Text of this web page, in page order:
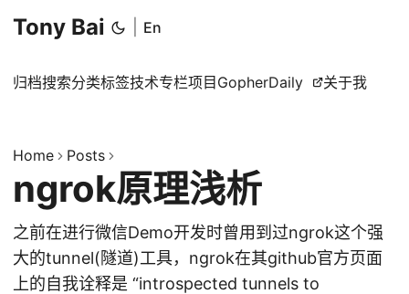
Tony Bai En
归档搜索分类标签技术专栏项目 GopherDaily 关于我
Home Posts
ngrok原理浅析
之前在进行微信Demo开发时曾用到过ngrok这个强
大的tunnel(隧道)工具，ngrok在其github官方页面
上的自我诠释是 “introspected tunnels to